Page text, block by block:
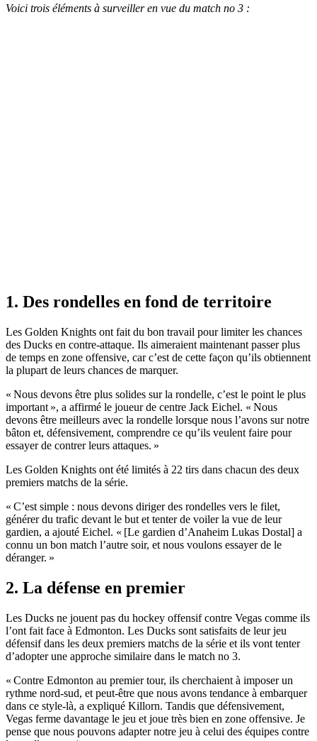
Voici trois éléments à surveiller en vue du match no 3 :
1. Des rondelles en fond de territoire
Les Golden Knights ont fait du bon travail pour limiter les chances
des Ducks en contre-attaque. Ils aimeraient maintenant passer plus
de temps en zone offensive, car c’est de cette façon qu’ils obtiennent
la plupart de leurs chances de marquer.
« Nous devons être plus solides sur la rondelle, c’est le point le plus
important », a affirmé le joueur de centre Jack Eichel. « Nous
devons être meilleurs avec la rondelle lorsque nous l’avons sur notre
bâton et, défensivement, comprendre ce qu’ils veulent faire pour
essayer de contrer leurs attaques. »
Les Golden Knights ont été limités à 22 tirs dans chacun des deux
premiers matchs de la série.
« C’est simple : nous devons diriger des rondelles vers le filet,
générer du trafic devant le but et tenter de voiler la vue de leur
gardien, a ajouté Eichel. « [Le gardien d’Anaheim Lukas Dostal] a
connu un bon match l’autre soir, et nous voulons essayer de le
déranger. »
2. La défense en premier
Les Ducks ne jouent pas du hockey offensif contre Vegas comme ils
l’ont fait face à Edmonton. Les Ducks sont satisfaits de leur jeu
défensif dans les deux premiers matchs de la série et ils vont tenter
d’adopter une approche similaire dans le match no 3.
« Contre Edmonton au premier tour, ils cherchaient à imposer un
rythme nord-sud, et peut‑être que nous avons tendance à embarquer
dans ce style-là, a expliqué Killorn. Tandis que défensivement,
Vegas ferme davantage le jeu et joue très bien en zone offensive. Je
pense que nous pouvons adapter notre jeu à celui des équipes contre